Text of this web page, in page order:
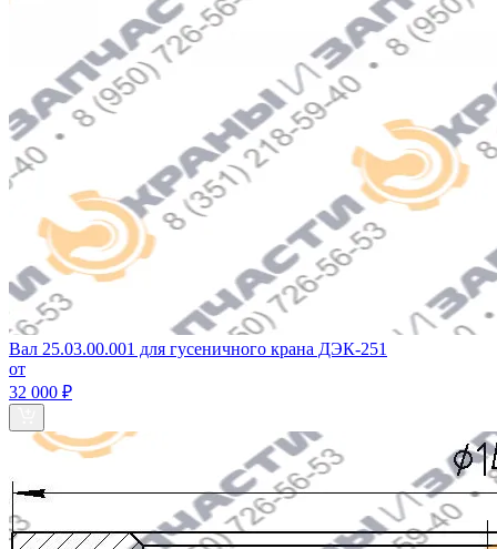
Вал 25.03.00.001 для гусеничного крана ДЭК-251
от
32 000 ₽